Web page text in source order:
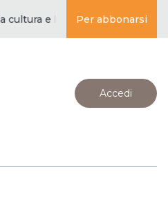
e l’educazione ·
Per abbonarsi
Accedi